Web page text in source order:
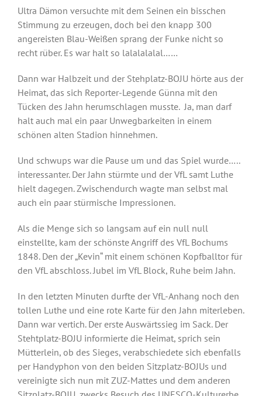
Ultra Dämon versuchte mit dem Seinen ein bisschen
Stimmung zu erzeugen, doch bei den knapp 300
angereisten Blau-Weißen sprang der Funke nicht so
recht rüber. Es war halt so lalalalalal……
Dann war Halbzeit und der Stehplatz-BOJU hörte aus der
Heimat, das sich Reporter-Legende Günna mit den
Tücken des Jahn herumschlagen musste. Ja, man darf
halt auch mal ein paar Unwegbarkeiten in einem
schönen alten Stadion hinnehmen.
Und schwups war die Pause um und das Spiel wurde…..
interessanter. Der Jahn stürmte und der VfL samt Luthe
hielt dagegen. Zwischendurch wagte man selbst mal
auch ein paar stürmische Impressionen.
Als die Menge sich so langsam auf ein null null
einstellte, kam der schönste Angriff des VfL Bochums
1848. Den der „Kevin“ mit einem schönen Kopfballtor für
den VfL abschloss. Jubel im VfL Block, Ruhe beim Jahn.
In den letzten Minuten durfte der VfL-Anhang noch den
tollen Luthe und eine rote Karte für den Jahn miterleben.
Dann war vertich. Der erste Auswärtssieg im Sack. Der
Stehtplatz-BOJU informierte die Heimat, sprich sein
Mütterlein, ob des Sieges, verabschiedete sich ebenfalls
per Handyphon von den beiden Sitzplatz-BOJUs und
vereinigte sich nun mit ZUZ-Mattes und dem anderen